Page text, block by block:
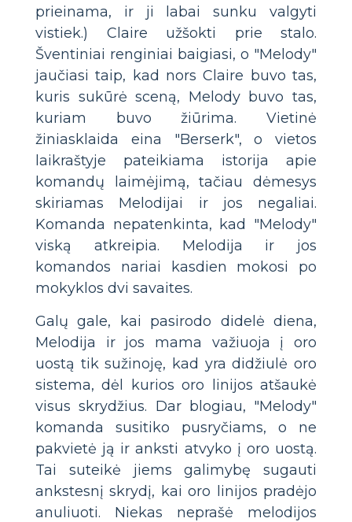
prieinama, ir ji labai sunku valgyti
vistiek.) Claire užšokti prie stalo.
Šventiniai renginiai baigiasi, o "Melody"
jaučiasi taip, kad nors Claire buvo tas,
kuris sukūrė sceną, Melody buvo tas,
kuriam buvo žiūrima. Vietinė
žiniasklaida eina "Berserk", o vietos
laikraštyje pateikiama istorija apie
komandų laimėjimą, tačiau dėmesys
skiriamas Melodijai ir jos negaliai.
Komanda nepatenkinta, kad "Melody"
viską atkreipia. Melodija ir jos
komandos nariai kasdien mokosi po
mokyklos dvi savaites.
Galų gale, kai pasirodo didelė diena,
Melodija ir jos mama važiuoja į oro
uostą tik sužinoję, kad yra didžiulė oro
sistema, dėl kurios oro linijos atšaukė
visus skrydžius. Dar blogiau, "Melody"
komanda susitiko pusryčiams, o ne
pakvietė ją ir anksti atvyko į oro uostą.
Tai suteikė jiems galimybę sugauti
ankstesnį skrydį, kai oro linijos pradėjo
anuliuoti. Niekas neprašė melodijos